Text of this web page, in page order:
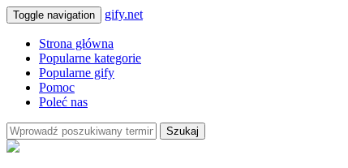
Toggle navigation gify.net
Strona główna
Popularne kategorie
Popularne gify
Pomoc
Poleć nas
Szukaj